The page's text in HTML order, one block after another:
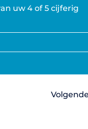
uw 4 of 5 cijferig